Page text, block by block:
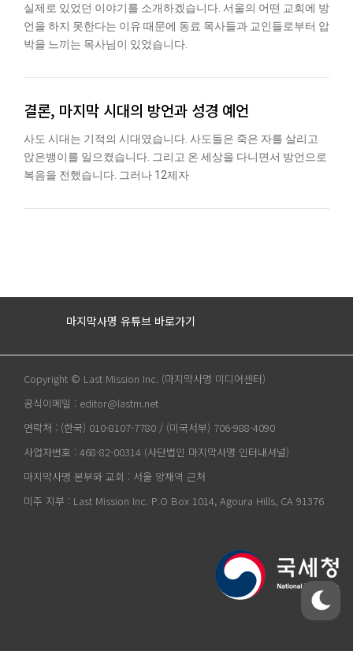
실제로 있었던 이야기를 소개하겠습니다. 서울의 어떤 교회에 방
언을 하지 못한다는 이유 때문에 동료 목사들과 교인들로부터 압
박을 느끼는 목사님이 있었습니다.
결론, 마지막 시대의 방언과 성경 예언
사도 시대는 기적의 시대였습니다. 사도들은 죽은 자를 살리고
앉은뱅이를 일으켰습니다. 그리고 온 세상을 다니면서 방언으로
복음을 전했습니다. 그러나 12제자
마지막사명 유튜브 바로가기
Copyright © Last Mission Inc. (마지막사명 미디어센터)
공식이메일 : editor@lastm.net
연락처 : (한국) 010-8107-7780 / (미국서부) 706-988-4090
사업자번호 : 468-82-00314 (사단법인 마지막사명 인터내셔널)
마지막사명 본부와 교회 : 서울 양재역 근처
미주 지부 : Last Mission Inc. P.O Box 1014, Agoura Hills, CA 91376